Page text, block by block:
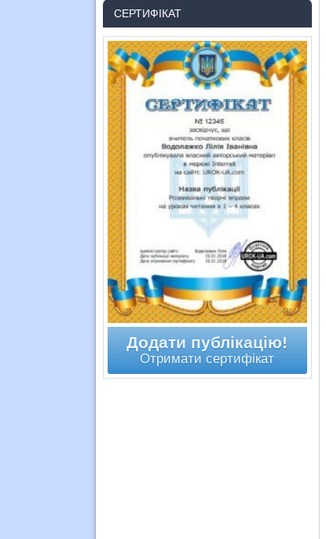
СЕРТИФІКАТ
Додати публікацію!
Отримати сертифікат